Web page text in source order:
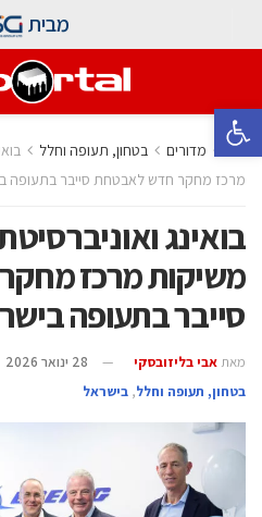
פתח סרגל נגישות
מבית
בית מדורים בטחון, תעופה וחלל
מרכז מחקר חדש לאבטחת סייבר בתעופה
בואינג
משיקות מרכז
סייבר בתעופה
מאת אבי בליזובסקי
28 ינואר 2026
בטחון, תעופה וחלל, בישראל